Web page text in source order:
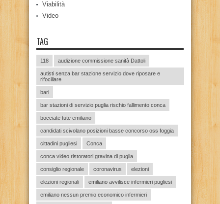
Viabilità
Video
TAG
118 audizione commissione sanità Dattoli
autisti senza bar stazione servizio dove riposare e
rifocillare
bari
bar stazioni di servizio puglia rischio fallimento conca
bocciate tute emiliano
candidati scivolano posizioni basse concorso oss foggia
cittadini pugliesi Conca
conca video ristoratori gravina di puglia
consiglio regionale coronavirus elezioni
elezioni regionali emiliano avvilisce infermieri pugliesi
emiliano nessun premio economico infermieri